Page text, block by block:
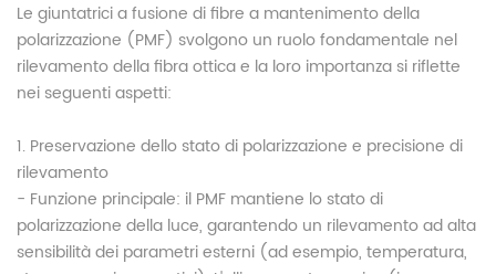
Le giuntatrici a fusione di fibre a mantenimento della
polarizzazione (PMF) svolgono un ruolo fondamentale nel
rilevamento della fibra ottica e la loro importanza si riflette
nei seguenti aspetti:
1. Preservazione dello stato di polarizzazione e precisione di
rilevamento
- Funzione principale: il PMF mantiene lo stato di
polarizzazione della luce, garantendo un rilevamento ad alta
sensibilità dei parametri esterni (ad esempio, temperatura,